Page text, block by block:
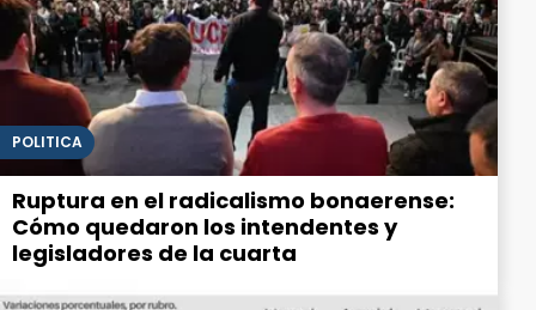
POLITICA
Ruptura en el radicalismo bonaerense:
Cómo quedaron los intendentes y
legisladores de la cuarta